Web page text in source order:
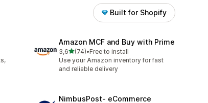
Built for Shopify
Amazon MCF and Buy with Prime
3,6av 5 stjerner
(74)
Totalt 74 omtaler
•Free to install
Use your Amazon inventory for fast
and reliable delivery
NimbusPost‑ eCommerce